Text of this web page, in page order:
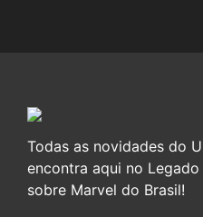
Todas as novidades do
encontra aqui no
sobre Marvel do Brasil!